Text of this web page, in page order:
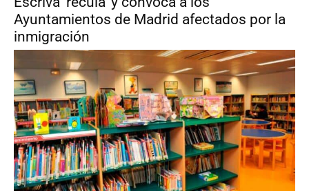
Ayuntamientos de Madrid afectados por la
inmigración